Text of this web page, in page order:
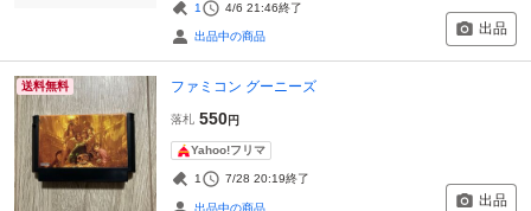
1 4/6 21:46終了
出品中の商品 出品
送料無料 ファミコン グーニーズ
落札 550円
Yahoo!フリマ
1 7/28 20:19終了
出品中の商品 出品